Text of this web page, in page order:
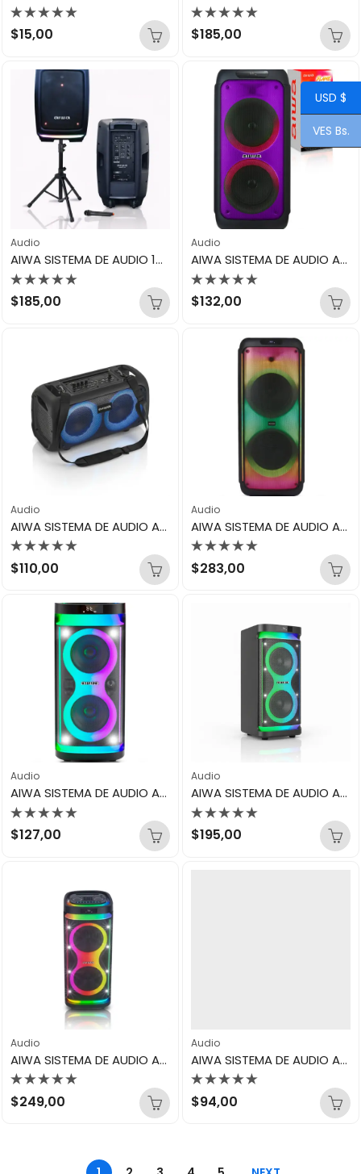
Valorado
con
$15,00 Valorado
con
$185,00
Audio
AIWA SISTEMA DE AUDIO 14″ AWSP14TW
Valorado
con
$185,00
Audio
AIWA SISTEMA DE AUDIO AWPOH1D
Valorado
con
$132,00
Audio
AIWA SISTEMA DE AUDIO AWPOH35
Valorado
con
$110,00
Audio
AIWA SISTEMA DE AUDIO AWPOH3D
Valorado
con
$283,00
Audio
AIWA SISTEMA DE AUDIO AWPOH4D
Valorado
con
$127,00
Audio
AIWA SISTEMA DE AUDIO AWPOH5D
Valorado
con
$195,00
Audio
AIWA SISTEMA DE AUDIO AWPOH6D
Valorado
con
$249,00
Audio
AIWA SISTEMA DE AUDIO AWPOK68
Valorado
con
$94,00
USD $
VES Bs.